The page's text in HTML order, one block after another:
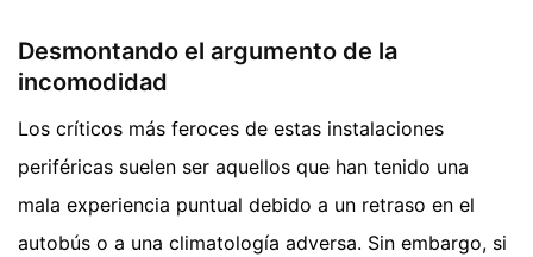
Desmontando el argumento de la
incomodidad
Los críticos más feroces de estas instalaciones
periféricas suelen ser aquellos que han tenido una
mala experiencia puntual debido a un retraso en el
autobús o a una climatología adversa. Sin embargo, si